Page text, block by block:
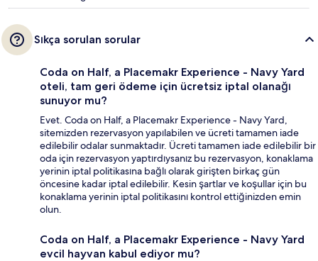
Sıkça sorulan sorular
Coda on Half, a Placemakr Experience - Navy Yard
oteli, tam geri ödeme için ücretsiz iptal olanağı
sunuyor mu?
Evet. Coda on Half, a Placemakr Experience - Navy Yard,
sitemizden rezervasyon yapılabilen ve ücreti tamamen iade
edilebilir odalar sunmaktadır. Ücreti tamamen iade edilebilir bir
oda için rezervasyon yaptırdıysanız bu rezervasyon, konaklama
yerinin iptal politikasına bağlı olarak girişten birkaç gün
öncesine kadar iptal edilebilir. Kesin şartlar ve koşullar için bu
konaklama yerinin iptal politikasını kontrol ettiğinizden emin
olun.
Coda on Half, a Placemakr Experience - Navy Yard
evcil hayvan kabul ediyor mu?